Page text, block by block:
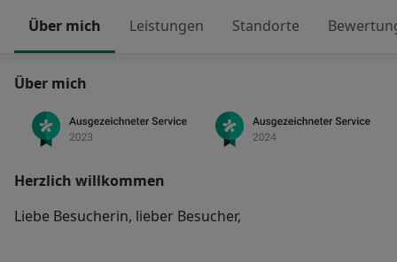
Über mich Leistungen Standorte
Über mich
Herzlich willkommen
Liebe Besucherin, lieber Besucher,